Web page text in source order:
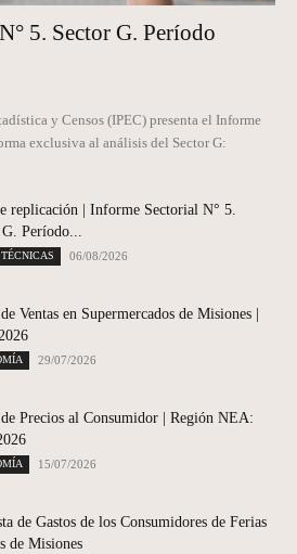
5. Sector G. Período
y Censos (IPEC) presenta el Informe
exclusiva al análisis del Sector G:
replicación | Informe Sectorial N° 5.
G. Período...
06/08/2026
Ventas en Supermercados de Misiones |
29/07/2026
Precios al Consumidor | Región NEA:
15/07/2026
de Gastos de los Consumidores de Ferias
de Misiones